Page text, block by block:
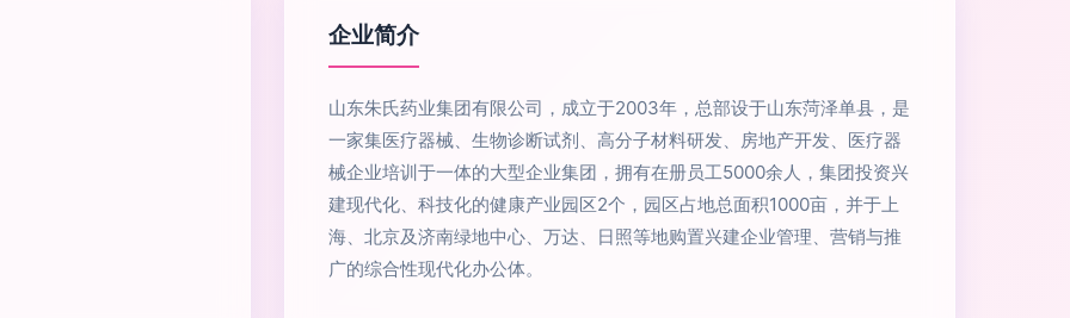
企业简介
山东朱氏药业集团有限公司，成立于2003年，总部设于山东菏泽单县，是
一家集医疗器械、生物诊断试剂、高分子材料研发、房地产开发、医疗器
械企业培训于一体的大型企业集团，拥有在册员工5000余人，集团投资兴
建现代化、科技化的健康产业园区2个，园区占地总面积1000亩，并于上
海、北京及济南绿地中心、万达、日照等地购置兴建企业管理、营销与推
广的综合性现代化办公体。